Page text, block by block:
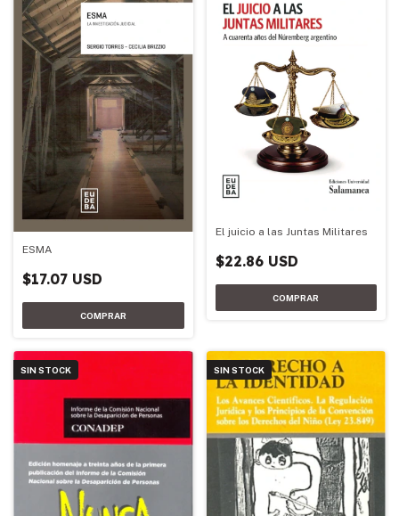
ESMA
$17.07 USD
El juicio a las Juntas Militares
$22.86 USD
SIN STOCK SIN STOCK